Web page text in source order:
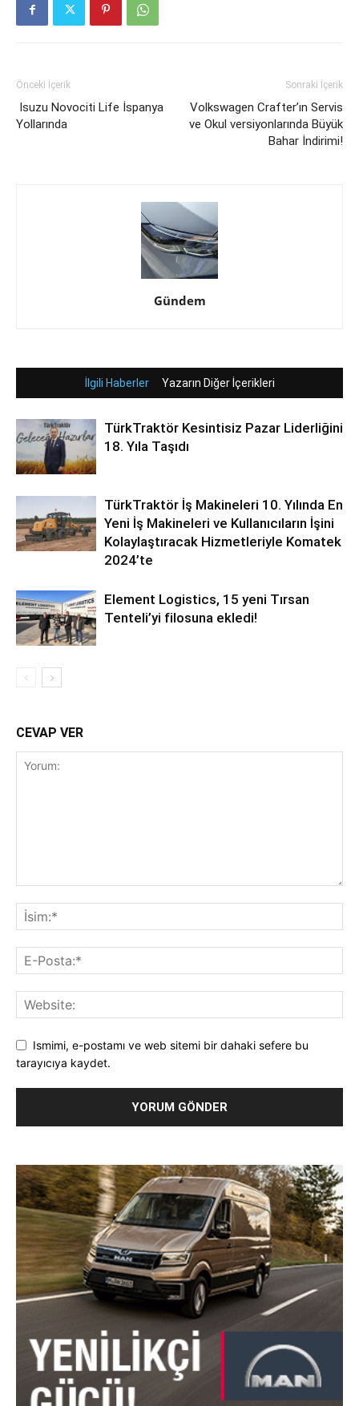
Önceki İçerik
Isuzu Novociti Life İspanya
Yollarında
Sonraki İçerik
Volkswagen Crafter’ın Servis
ve Okul versiyonlarında Büyük
Bahar İndirimi!
Gündem
İlgili Haberler Yazarın Diğer İçerikleri
TürkTraktör Kesintisiz Pazar Liderliğini
18. Yıla Taşıdı
TürkTraktör İş Makineleri 10. Yılında En
Yeni İş Makineleri ve Kullanıcıların İşini
Kolaylaştıracak Hizmetleriyle Komatek
2024’te
Element Logistics, 15 yeni Tırsan
Tenteli’yi filosuna ekledi!
CEVAP VER
Ismimi, e-postamı ve web sitemi bir dahaki sefere bu
tarayıcıya kaydet.